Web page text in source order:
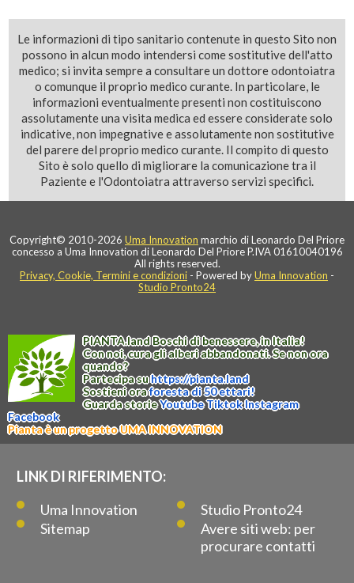
Le informazioni di tipo sanitario contenute in questo Sito non
possono in alcun modo intendersi come sostitutive dell'atto
medico; si invita sempre a consultare un dottore odontoiatra
o comunque il proprio medico curante. In particolare, le
informazioni eventualmente presenti non costituiscono
assolutamente una visita medica ed essere considerate solo
indicative, non impegnative e assolutamente non sostitutive
del parere del proprio medico curante. Il compito di questo
Sito è solo quello di migliorare la comunicazione tra il
Paziente e l'Odontoiatra attraverso servizi specifici.
Copyright© 2010-2026 Uma Innovation marchio di Leonardo Del Priore
concesso a Uma Innovation di Leonardo Del Priore P.IVA 01610040196
All rights reserved.
Privacy, Cookie, Termini e condizioni - Powered byUma Innovation -
Studio Pronto24
PIANTA.landBoschi di benessere, in Italia!
Con noi, cura gli alberi abbandonati. Se non ora
quando?
Partecipa suhttps://pianta.land
Sostieni oraforesta di 50 ettari!
Guarda storieYoutubeTiktokInstagram
Facebook
Pianta è un progetto UMA INNOVATION
LINK DI RIFERIMENTO:
Uma Innovation
Studio Pronto24
Sitemap
Avere siti web: per
procurare contatti